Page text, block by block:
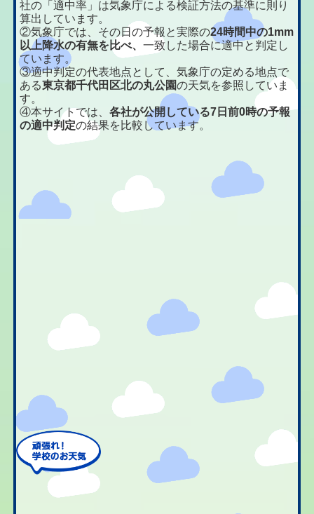
社の「適中率」は気象庁による検証方法の基準に則り
算出しています。
②気象庁では、その日の予報と実際の24時間中の1mm
以上降水の有無を比べ、一致した場合に適中と判定し
ています。
③適中判定の代表地点として、気象庁の定める地点で
ある東京都千代田区北の丸公園の天気を参照していま
す。
④本サイトでは、各社が公開している7日前0時の予報
の適中判定の結果を比較しています。